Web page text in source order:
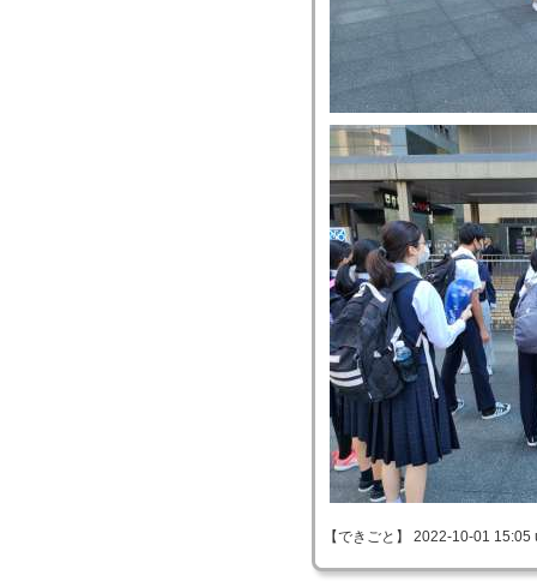
【できごと】 2022-10-01